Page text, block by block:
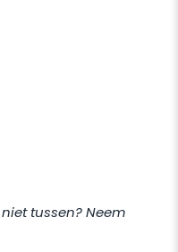
tussen?Neem